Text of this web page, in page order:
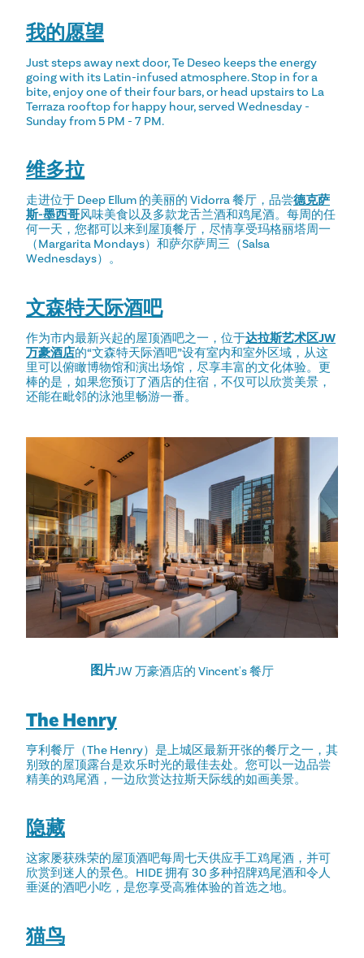
我的愿望
Just steps away next door, Te Deseo keeps the energy
going with its Latin-infused atmosphere. Stop in for a
bite, enjoy one of their four bars, or head upstairs to La
Terraza rooftop for happy hour, served Wednesday -
Sunday from 5 PM - 7 PM.
维多拉
走进位于 Deep Ellum 的美丽的 Vidorra 餐厅，品尝德克萨
斯-墨西哥风味美食以及多款龙舌兰酒和鸡尾酒。每周的任
何一天，您都可以来到屋顶餐厅，尽情享受玛格丽塔周一
（Margarita Mondays）和萨尔萨周三（Salsa
Wednesdays）。
文森特天际酒吧
作为市内最新兴起的屋顶酒吧之一，位于达拉斯艺术区JW
万豪酒店的“文森特天际酒吧”设有室内和室外区域，从这
里可以俯瞰博物馆和演出场馆，尽享丰富的文化体验。更
棒的是，如果您预订了酒店的住宿，不仅可以欣赏美景，
还能在毗邻的泳池里畅游一番。
图片JW 万豪酒店的 Vincent's 餐厅
The Henry
亨利餐厅（The Henry）是上城区最新开张的餐厅之一，其
别致的屋顶露台是欢乐时光的最佳去处。您可以一边品尝
精美的鸡尾酒，一边欣赏达拉斯天际线的如画美景。
隐藏
这家屡获殊荣的屋顶酒吧每周七天供应手工鸡尾酒，并可
欣赏到迷人的景色。HIDE 拥有 30 多种招牌鸡尾酒和令人
垂涎的酒吧小吃，是您享受高雅体验的首选之地。
猫鸟